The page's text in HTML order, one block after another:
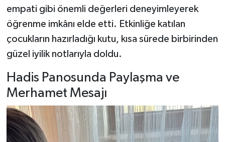
empati gibi önemli değerleri deneyimleyerek
öğrenme imkânı elde etti. Etkinliğe katılan
çocukların hazırladığı kutu, kısa sürede birbirinden
güzel iyilik notlarıyla doldu.
Hadis Panosunda Paylaşma ve
Merhamet Mesajı